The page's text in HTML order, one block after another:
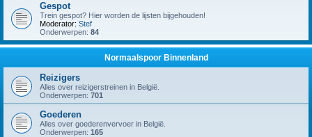
Gespot
Trein gespot? Hier worden de lijsten bijgehouden!
Moderator: Stef
Onderwerpen: 84
Normaalspoor Binnenland
Reizigers
Alles over reizigerstreinen in België.
Onderwerpen: 701
Goederen
Alles over goederenvervoer in België.
Onderwerpen: 165